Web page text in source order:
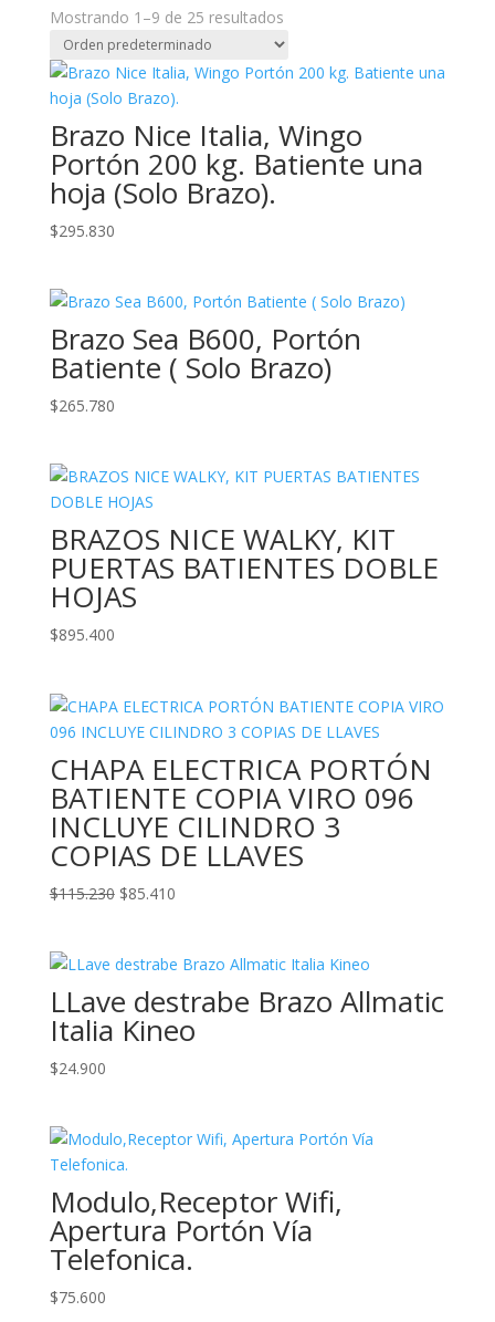
Mostrando 1–9 de 25 resultados
Brazo Nice Italia, Wingo
Portón 200 kg. Batiente una
hoja (Solo Brazo).
$295.830
Brazo Sea B600, Portón
Batiente ( Solo Brazo)
$265.780
BRAZOS NICE WALKY, KIT
PUERTAS BATIENTES DOBLE
HOJAS
$895.400
CHAPA ELECTRICA PORTÓN
BATIENTE COPIA VIRO 096
INCLUYE CILINDRO 3
COPIAS DE LLAVES
$115.230 El
era:
$115.230.
$85.410El
es:
$85.410.
LLave destrabe Brazo Allmatic
Italia Kineo
$24.900
Modulo,Receptor Wifi,
Apertura Portón Vía
Telefonica.
$75.600